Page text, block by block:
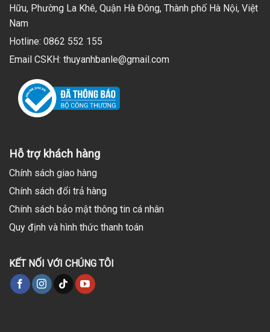
Hữu, Phường La Khê, Quận Hà Đông, Thành phố Hà Nội, Việt
Nam
Hotline: 0862 552 155
Email CSKH: thuyanhbanle@gmail.com
Hỗ trợ khách hàng
Chính sách giao hàng
Chính sách đổi trả hàng
Chính sách bảo mật thông tin cá nhân
Quy định và hình thức thanh toán
KẾT NỐI VỚI CHÚNG TÔI